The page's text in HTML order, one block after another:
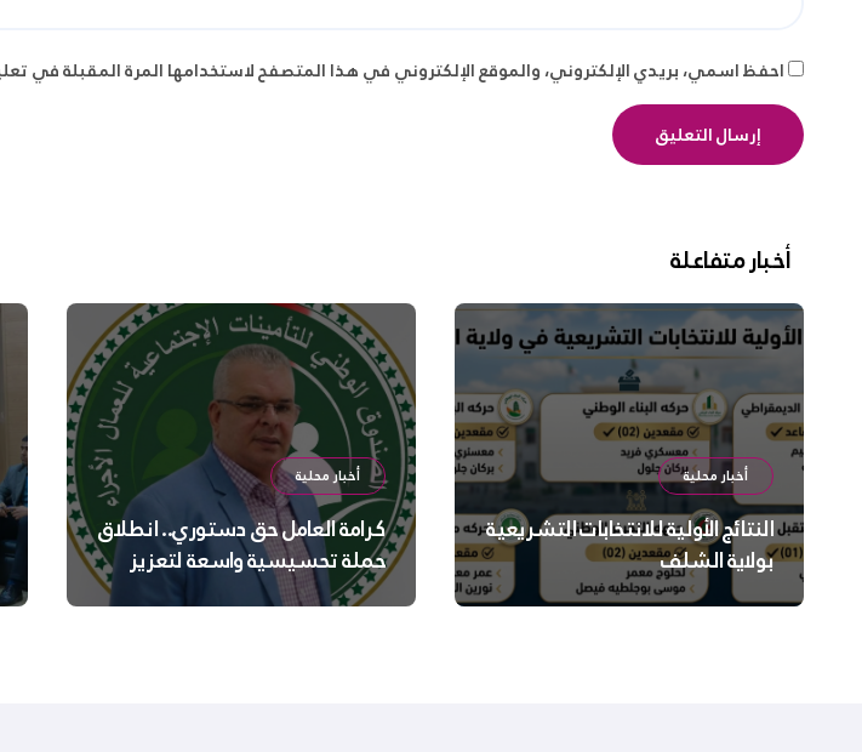
احفظ اسمي، بريدي الإلكتروني، والموقع الإلكتروني في هذا المتصفح لاستخدامها المرة المقبلة في
أخبار متفاعلة
أخبار محلية
النتائج الأولية للانتخابات التشريعية
بولاية الشلف
أخبار محلية
كرامة العامل حق دستوري.. انطلاق
حملة تحسيسية واسعة لتعزيز
السلامة الجسدية والنفسية